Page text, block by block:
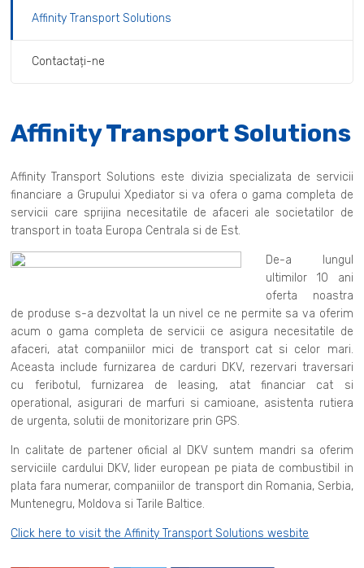
Affinity Transport Solutions
Contactați-ne
Affinity Transport Solutions
Affinity Transport Solutions este divizia specializata de servicii
financiare a Grupului Xpediator si va ofera o gama completa de
servicii care sprijina necesitatile de afaceri ale societatilor de
transport in toata Europa Centrala si de Est.
De-a lungul
ultimilor 10 ani
oferta noastra
de produse s-a dezvoltat la un nivel ce ne permite sa va oferim
acum o gama completa de servicii ce asigura necesitatile de
afaceri, atat companiilor mici de transport cat si celor mari.
Aceasta include furnizarea de carduri DKV, rezervari traversari
cu feribotul, furnizarea de leasing, atat financiar cat si
operational, asigurari de marfuri si camioane, asistenta rutiera
de urgenta, solutii de monitorizare prin GPS.
In calitate de partener oficial al DKV suntem mandri sa oferim
serviciile cardului DKV, lider european pe piata de combustibil in
plata fara numerar, companiilor de transport din Romania, Serbia,
Muntenegru, Moldova si Tarile Baltice.
Click here to visit the Affinity Transport Solutions wesbite